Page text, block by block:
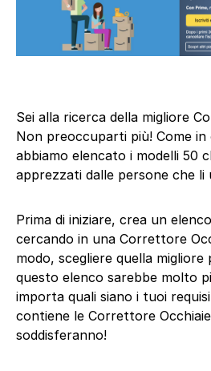
Sei alla ricerca della migliore
Non preoccuparti più! Come
abbiamo elencato i modelli 50
apprezzati dalle persone che li
Prima di iniziare, crea un
cercando in una Correttore
modo, scegliere quella
questo elenco sarebbe molto
importa quali siano i tuoi
contiene le Correttore
soddisferanno!